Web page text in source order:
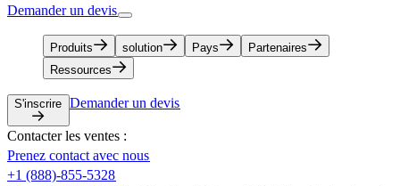
Demander un devis​​
Produits​​ solution​​ Pays​​
Partenaires​​
Ressources​​
S'inscrire​​ Demander un devis​​
Contacter les ventes :​​
Prenez contact avec nous​​
+1 (888)-855-5328​​